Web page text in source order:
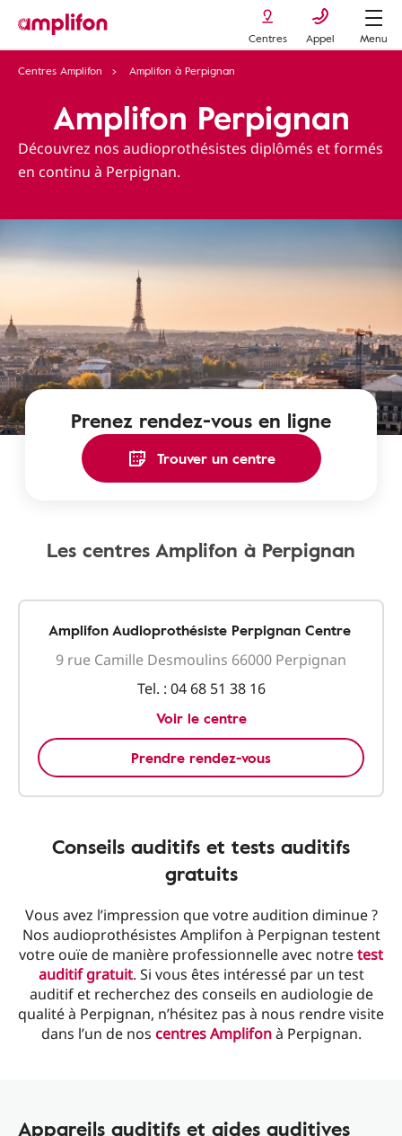
Centres Appel
Menu
Centres Amplifon
Amplifon à Perpignan
Amplifon Perpignan
Découvrez nos audioprothésistes diplômés et formés
en continu à Perpignan.
Prenez rendez-vous en ligne
Trouver un centre
Les centres Amplifon à Perpignan
Amplifon Audioprothésiste Perpignan Centre
9 rue Camille Desmoulins 66000 Perpignan
Tel. : 04 68 51 38 16
Voir le centre
Prendre rendez-vous
Conseils auditifs et tests auditifs
gratuits
Vous avez l’impression que votre audition diminue ?
Nos audioprothésistes Amplifon à Perpignan testent
votre ouïe de manière professionnelle avec notretest
auditif gratuit. Si vous êtes intéressé par un test
auditif et recherchez des conseils en audiologie de
qualité à Perpignan, n’hésitez pas à nous rendre visite
dans l’un de nos centres Amplifonà Perpignan.
Appareils auditifs et aides auditives